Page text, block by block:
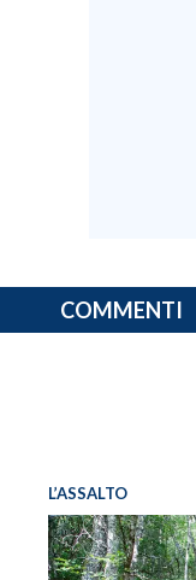
COMMENTI
L’ASSALTO